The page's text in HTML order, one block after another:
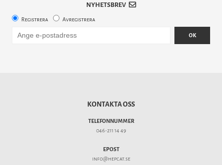
NYHETSBREV
Registrera Avregistrera
OK
KONTAKTA OSS
TELEFONNUMMER
046-211 14 49
EPOST
info@hepcat.se